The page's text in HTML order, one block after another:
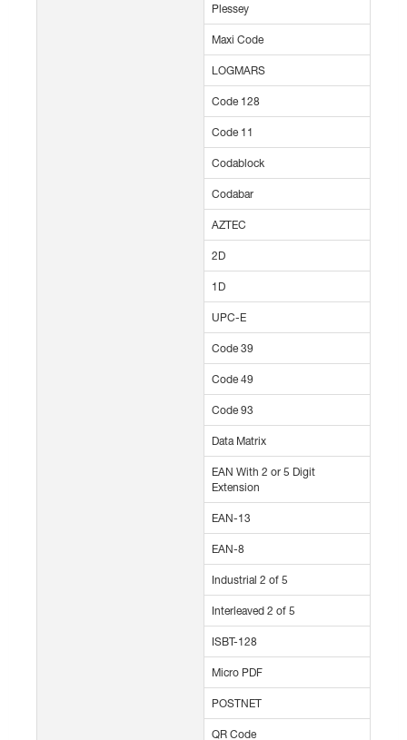
Plessey
Maxi Code
LOGMARS
Code 128
Code 11
Codablock
Codabar
AZTEC
2D
1D
UPC-E
Code 39
Code 49
Code 93
Data Matrix
EAN With 2 or 5 Digit
Extension
EAN-13
EAN-8
Industrial 2 of 5
Interleaved 2 of 5
ISBT-128
Micro PDF
POSTNET
QR Code